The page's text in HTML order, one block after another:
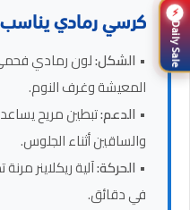
كرسي رمادي
• الشكل:لون رمادي
المعيشة وغرف النوم.
• الدعم:تبطين مريح
والساقين أثناء الجلوس.
• الحركة:آلية ريكلاينر
في دقائق.
⚡
Daily Sale